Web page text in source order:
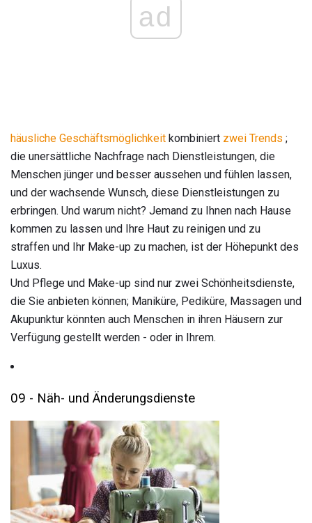
ad
häusliche Geschäftsmöglichkeit kombiniert zwei Trends ;
die unersättliche Nachfrage nach Dienstleistungen, die
Menschen jünger und besser aussehen und fühlen lassen,
und der wachsende Wunsch, diese Dienstleistungen zu
erbringen. Und warum nicht? Jemand zu Ihnen nach Hause
kommen zu lassen und Ihre Haut zu reinigen und zu
straffen und Ihr Make-up zu machen, ist der Höhepunkt des
Luxus.
Und Pflege und Make-up sind nur zwei Schönheitsdienste,
die Sie anbieten können; Maniküre, Pediküre, Massagen und
Akupunktur könnten auch Menschen in ihren Häusern zur
Verfügung gestellt werden - oder in Ihrem.
09 - Näh- und Änderungsdienste